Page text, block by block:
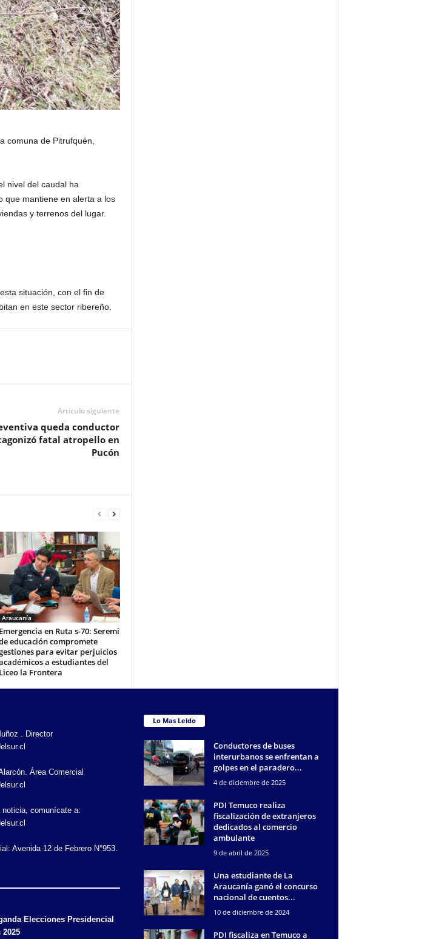
comuna de Pitrufquén,
nivel del caudal ha
que mantiene en alerta a los
y terrenos del lugar.
situación, con el fin de
en este sector ribereño.
Artículo siguiente
queda conductor
fatal atropello en
Pucón
Araucanía
Emergencia en Ruta s-70: Seremi
educación compromete
para evitar perjuicios
a estudiantes del
Liceo la Frontera
. Director
Área Comercial
noticia, comunícate a:
Avenida 12 de Febrero N°953.
Elecciones Presidencial
Lo Mas Leido
Conductores de buses
interurbanos se enfrentan a
golpes en el paradero...
4 de diciembre de 2025
PDI Temuco realiza
fiscalización de extranjeros
dedicados al comercio
ambulante
9 de abril de 2025
Una estudiante de La
Araucanía ganó el concurso
nacional de cuentos...
10 de diciembre de 2024
PDI fiscaliza en Temuco a